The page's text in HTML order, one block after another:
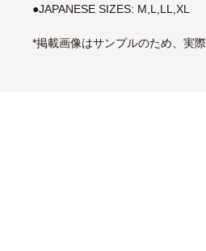
●JAPANESE SIZES: M,L,LL,XL
*掲載画像はサンプルのため、実